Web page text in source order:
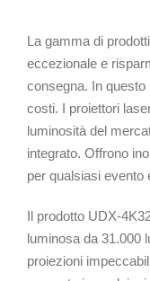
La gamma di
eccezionale e
consegna. In
costi. I proiettori
luminosità del
integrato. Offrono
per qualsiasi evento
Il prodotto UDX-
luminosa da 31.000
proiezioni